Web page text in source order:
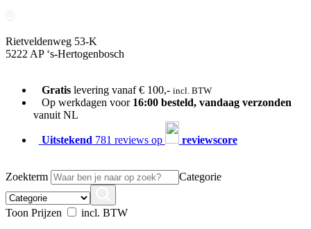
Rietveldenweg 53-K
5222 AP ‘s-Hertogenbosch
Gratislevering vanaf € 100,- incl. BTW
Op werkdagen voor 16:00 besteld, vandaag verzonden
vanuit NL
Uitstekend 781 reviews op reviewscore
Zoekterm Categorie
Toon Prijzen
incl. BTW